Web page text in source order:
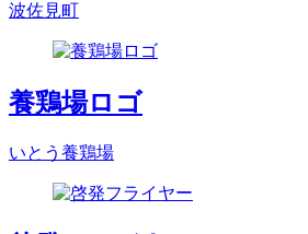
波佐見町
養鶏場ロゴ
いとう養鶏場